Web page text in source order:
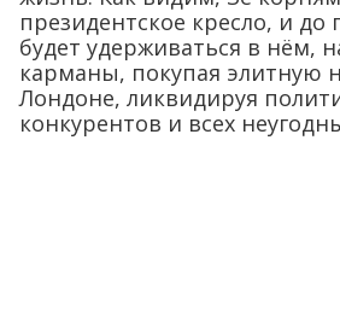
президентское кресло, и до
будет удерживаться в нём,
карманы, покупая элитную
Лондоне, ликвидируя
конкурентов и всех